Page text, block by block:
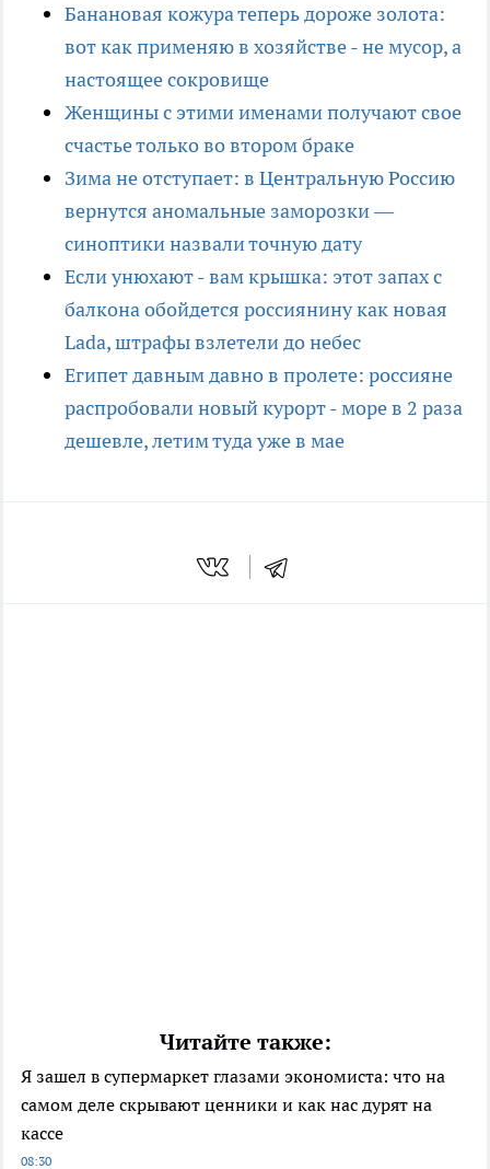
Банановая кожура теперь дороже золота:
вот как применяю в хозяйстве - не мусор, а
настоящее сокровище
Женщины с этими именами получают свое
счастье только во втором браке
Зима не отступает: в Центральную Россию
вернутся аномальные заморозки —
синоптики назвали точную дату
Если унюхают - вам крышка: этот запах с
балкона обойдется россиянину как новая
Lada, штрафы взлетели до небес
Египет давным давно в пролете: россияне
распробовали новый курорт - море в 2 раза
дешевле, летим туда уже в мае
Читайте также:
Я зашел в супермаркет глазами экономиста: что на
самом деле скрывают ценники и как нас дурят на
кассе
08:30